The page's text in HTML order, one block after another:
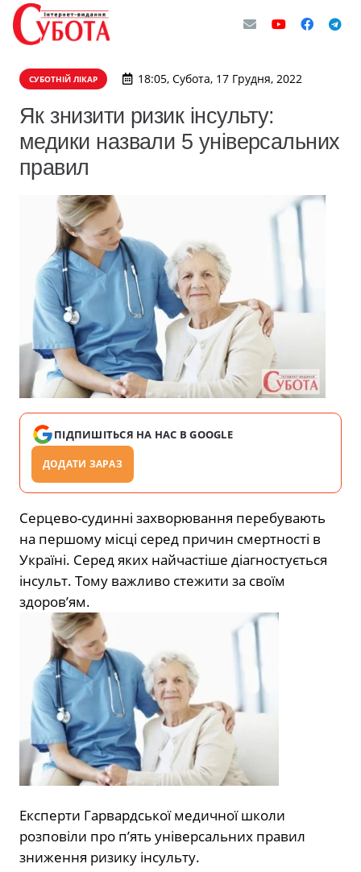
СУБОТНІЙ ЛІКАР 18:05, Субота, 17 Грудня, 2022
Як знизити ризик інсульту:
медики назвали 5 універсальних
правил
ПІДПИШІТЬСЯ НА НАС В GOOGLE
ДОДАТИ ЗАРАЗ
Серцево-судинні захворювання перебувають
на першому місці серед причин смертності в
Україні. Серед яких найчастіше діагностується
інсульт. Тому важливо стежити за своїм
здоров’ям.
Експерти Гарвардської медичної школи
розповіли про п’ять універсальних правил
зниження ризику інсульту.